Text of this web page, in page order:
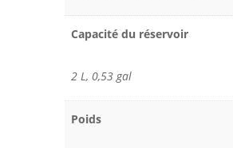
Capacité du réservoir
2 L, 0,53 gal
Poids